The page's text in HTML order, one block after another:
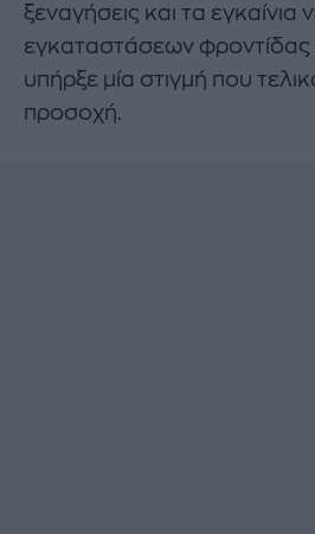
ξεναγήσεις και τα εγκαίνια
εγκαταστάσεων φροντίδας
υπήρξε μία στιγμή που
προσοχή.